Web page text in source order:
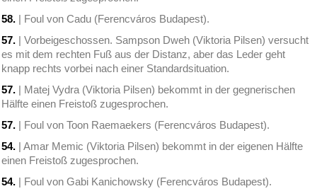
58. | Foul von Cadu (Ferencváros Budapest).
57. | Vorbeigeschossen. Sampson Dweh (Viktoria Pilsen) versucht
es mit dem rechten Fuß aus der Distanz, aber das Leder geht
knapp rechts vorbei nach einer Standardsituation.
57. | Matej Vydra (Viktoria Pilsen) bekommt in der gegnerischen
Hälfte einen Freistoß zugesprochen.
57. | Foul von Toon Raemaekers (Ferencváros Budapest).
54. | Amar Memic (Viktoria Pilsen) bekommt in der eigenen Hälfte
einen Freistoß zugesprochen.
54. | Foul von Gabi Kanichowsky (Ferencváros Budapest).